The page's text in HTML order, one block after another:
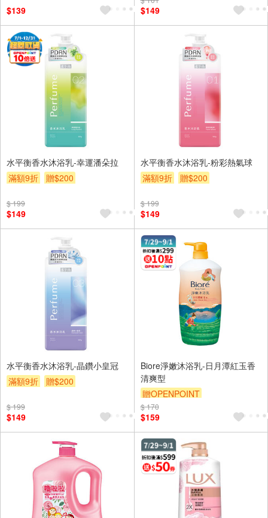
$139 $149
水平衡香水沐浴乳-幸運潘朵拉
滿額9折
贈$200
$ 199
$149
水平衡香水沐浴乳-粉彩熱氣球
滿額9折
贈$200
$ 199
$149
水平衡香水沐浴乳-晶鑽小皇冠
滿額9折
贈$200
$ 199
$149
Biore淨嫩沐浴乳-日月潭紅玉香
清爽型
贈OPENPOINT
贈OPENPOINT
贈$200
$ 170
$159